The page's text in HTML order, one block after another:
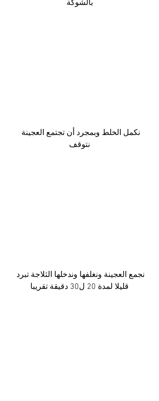
بالشوكة
نكمل الخلط وبمجرد أن تجتمع العجينة
نتوقف
نجمع العجينة ونغلفها وندخلها الثلاجة تبرد
قليلا لمدة 20 ل30 دقيقة تقريبا